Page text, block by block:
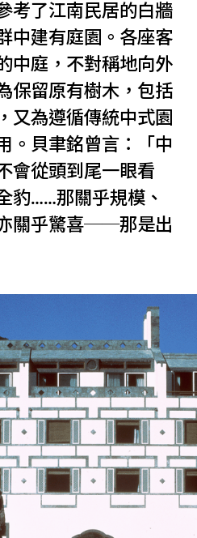
考了江南民居的白牆
中建有庭園。各座客
中庭，不對稱地向外
保留原有樹木，包括
又為遵循傳統中式園
。貝聿銘曾言：「中
會從頭到尾一眼看
豹……那關乎規模、
關乎驚喜──那是出